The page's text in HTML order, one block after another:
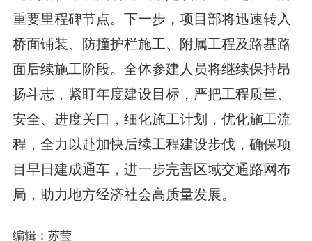
重要里程碑节点。下一步，项目部将迅速转入
桥面铺装、防撞护栏施工、附属工程及路基路
面后续施工阶段。全体参建人员将继续保持昂
扬斗志，紧盯年度建设目标，严把工程质量、
安全、进度关口，细化施工计划，优化施工流
程，全力以赴加快后续工程建设步伐，确保项
目早日建成通车，进一步完善区域交通路网布
局，助力地方经济社会高质量发展。
编辑：苏莹